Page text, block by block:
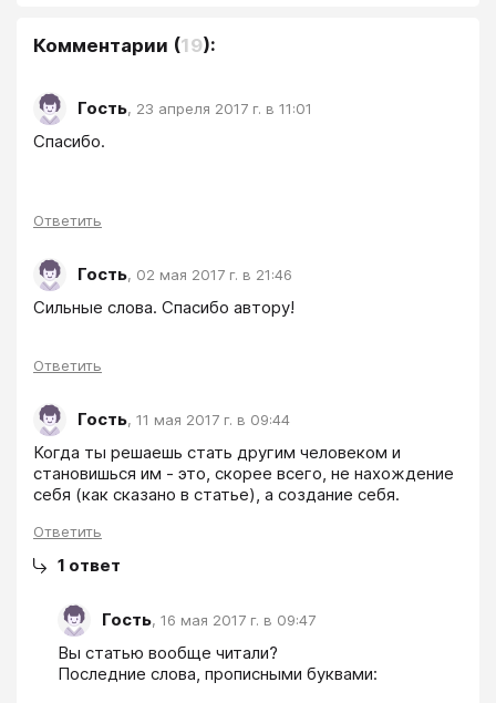
Комментарии (19):
Гость, 23 апреля 2017 г. в 11:01
Спасибо.
Ответить
Гость, 02 мая 2017 г. в 21:46
Сильные слова. Спасибо автору!
Ответить
Гость, 11 мая 2017 г. в 09:44
Когда ты решаешь стать другим человеком и
становишься им - это, скорее всего, не нахождение
себя (как сказано в статье), а создание себя.
Ответить
1 ответ
Гость, 16 мая 2017 г. в 09:47
Вы статью вообще читали?
Последние слова, прописными буквами: